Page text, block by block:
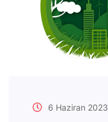
6 Haziran 2023